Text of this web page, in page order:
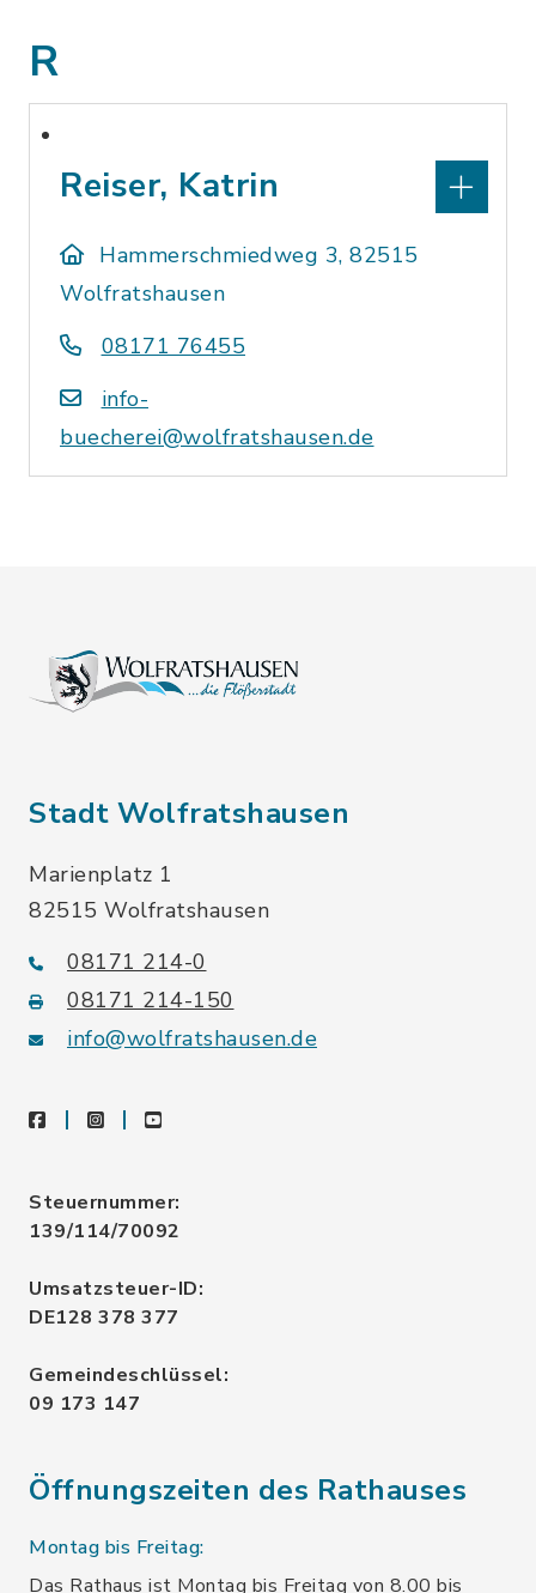
R
Reiser, Katrin
Hammerschmiedweg 3, 82515
Wolfratshausen
08171 76455
info-
buecherei@wolfratshausen.de
Stadt Wolfratshausen
Marienplatz 1
82515 Wolfratshausen
08171 214-0
08171 214-150
info@wolfratshausen.de
facebookinstagramyoutube
Steuernummer:
139/114/70092
Umsatzsteuer-ID:
DE128 378 377
Gemeindeschlüssel:
09 173 147
Öffnungszeiten des Rathauses
Montag bis Freitag:
Das Rathaus ist Montag bis Freitag von 8.00 bis